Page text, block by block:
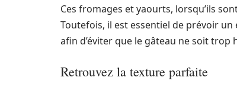
Ces fromages et yaourts, lorsqu’ils
Toutefois, il est essentiel de prévoir
afin d’éviter que le gâteau ne soit trop
Retrouvez la texture parfaite